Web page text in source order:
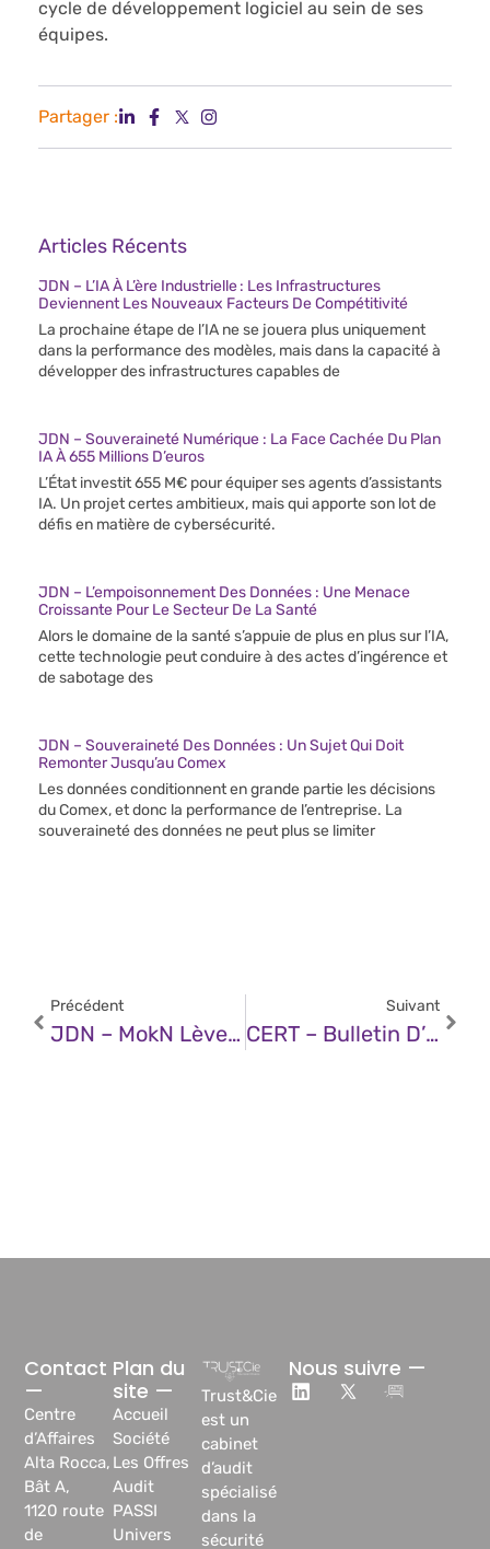
cycle de développement logiciel au sein de ses
équipes.
Partager :
Articles Récents
JDN – L’IA À L’ère Industrielle : Les Infrastructures
Deviennent Les Nouveaux Facteurs De Compétitivité
La prochaine étape de l’IA ne se jouera plus uniquement
dans la performance des modèles, mais dans la capacité à
développer des infrastructures capables de
JDN – Souveraineté Numérique : La Face Cachée Du Plan
IA À 655 Millions D’euros
L’État investit 655 M€ pour équiper ses agents d’assistants
IA. Un projet certes ambitieux, mais qui apporte son lot de
défis en matière de cybersécurité.
JDN – L’empoisonnement Des Données : Une Menace
Croissante Pour Le Secteur De La Santé
Alors le domaine de la santé s’appuie de plus en plus sur l’IA,
cette technologie peut conduire à des actes d’ingérence et
de sabotage des
JDN – Souveraineté Des Données : Un Sujet Qui Doit
Remonter Jusqu’au Comex
Les données conditionnent en grande partie les décisions
du Comex, et donc la performance de l’entreprise. La
souveraineté des données ne peut plus se limiter
Précédent
JDN – MokN Lève 2,6 Millions D’euros Pour Protéger Les Entreprises Contre Le Vol D’identifiants
Suivant
CERT – Bulletin D’actualité CERTFR-2025-ACT-042 (06 Octobre 2025)
Trust&Cie
est un
cabinet
d’audit
spécialisé
dans la
sécurité
Plan du
site —
Accueil
Société
Les Offres
Audit
PASSI
Univers
Contact
—
Centre
d’Affaires
Alta Rocca,
Bât A,
1120 route
de
Nous suivre —